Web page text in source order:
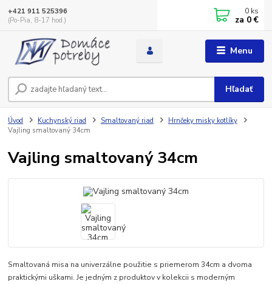
Menu
Hľadať
+421 911 525396
(Po-Pia, 8-17 hod.)
0 ks
za 0 €
Úvod Kuchynský riad Smaltovaný riad
Hrnčeky misky kotlíky
Vajling smaltovaný 34cm
Vajling smaltovaný 34cm
Smaltovaná misa na univerzálne použitie s priemerom 34cm a dvoma
praktickými uškami. Je jedným z produktov v kolekcii s moderným